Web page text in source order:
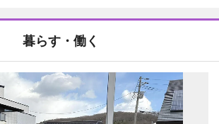
暮らす・働く